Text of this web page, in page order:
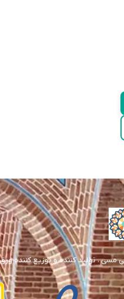
، تولید کننده و توزیع کننده